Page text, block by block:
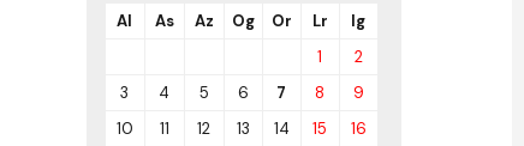
Al As Az Og Or Lr
Ig
1
2
3
4 5 6 7 8
9
10
11 12 13 14 15
16